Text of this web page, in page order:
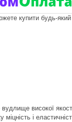
купити будь-
високої
і